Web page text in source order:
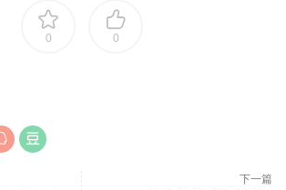
products/vocaltune
只需在 KEYS.txt 文件中挑选众多键中
0 0
下一篇